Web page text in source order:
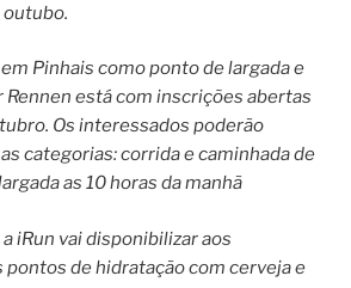
outubo.
Pinhais como ponto de largada e
Rennen está com inscrições abertas
Os interessados poderão
categorias: corrida e caminhada de
as 10 horas da manhã
iRun vai disponibilizar aos
de hidratação com cerveja e